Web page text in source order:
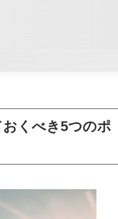
くべき5つのポ